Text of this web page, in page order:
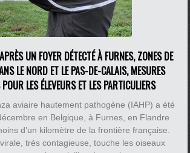
UN FOYER DÉTECTÉ À FURNES, ZONES DE
LE NORD ET LE PAS-DE-CALAIS, MESURES
POUR LES ÉLEVEURS ET LES PARTICULIERS
aviaire hautement pathogène (IAHP) a été
en Belgique, à Furnes, en Flandre
d’un kilomètre de la frontière française.
très contagieuse, touche les oiseaux